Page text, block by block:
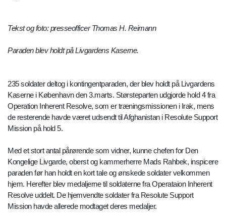
Tekst og foto: presseofficer Thomas H. Reimann
Paraden blev holdt på Livgardens Kaserne.
235 soldater deltog i kontingentparaden, der blev holdt på Livgardens
Kaserne i København den 3.marts. Størsteparten udgjorde hold 4 fra
Operation Inherent Resolve, som er træningsmissionen i Irak, mens
de resterende havde været udsendt til Afghanistan i Resolute Support
Mission på hold 5.
Med et stort antal pårørende som vidner, kunne chefen for Den
Kongelige Livgarde, oberst og kammerherre Mads Rahbek, inspicere
paraden før han holdt en kort tale og ønskede soldater velkommen
hjem. Herefter blev medaljerne til soldaterne fra Operataion Inherent
Resolve uddelt. De hjemvendte soldater fra Resolute Support
Mission havde allerede modtaget deres medaljer.